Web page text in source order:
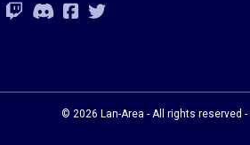
Rejoignez-vous sur Twitch
Rejoignez-vous sur Discord
Rejoignez-vous sur Facebook
Rejoignez-vous sur Twitter
© 2026 Lan-Area - All rights reserved -